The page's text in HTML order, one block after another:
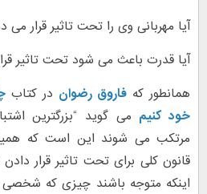
آیا مهربانی وی را تحت تاثیر قرار می
آیا قدرت باعث می شود تحت تاثیر
همانطور که فاروق رضوان در کتاب
خود کنیم می گوید “بزرگترین
مرتکب می شوند این است که
قانون کلی برای تحت تاثیر قرار
اینکه متوجه باشند چیزی که شخصی